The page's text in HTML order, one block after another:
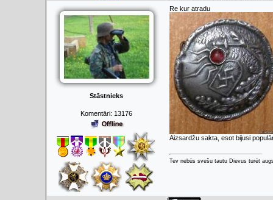
Stāstnieks
Komentāri: 13176
Re kur atradu
Aizsardžu sakta, esot bijusi
Tev nebūs svešu tautu Dievus turēt